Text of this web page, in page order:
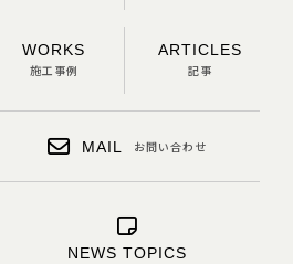
WORKS
施工事例
ARTICLES
記事
MAIL お問い合わせ
NEWS TOPICS